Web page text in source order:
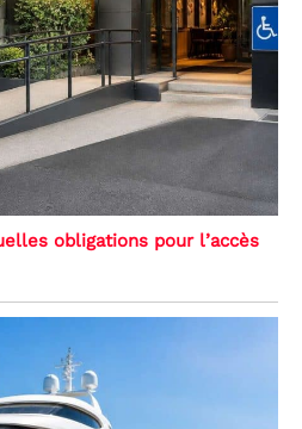
obligations pour l’accès